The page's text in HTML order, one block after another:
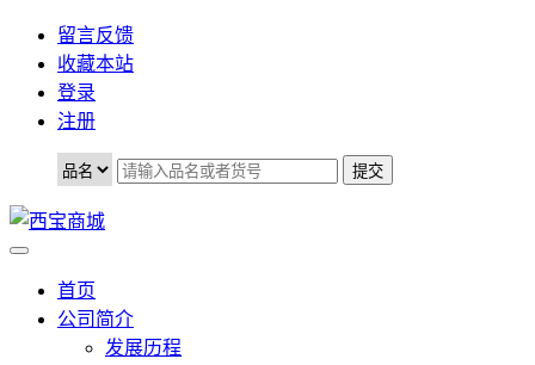
留言反馈
收藏本站
登录
注册
首页
公司简介
发展历程